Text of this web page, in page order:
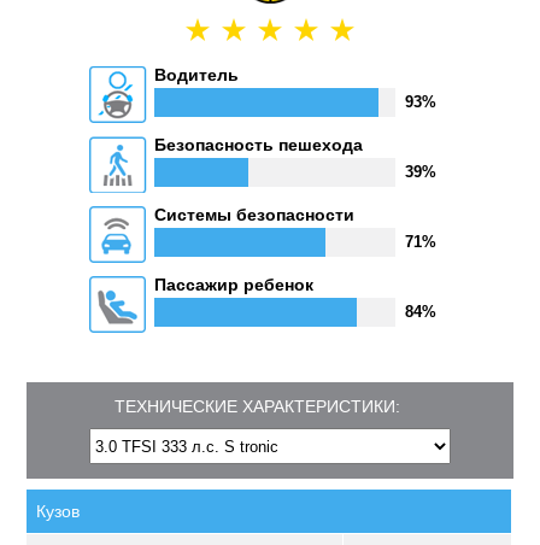
Водитель
93%
Безопасность пешехода
39%
Системы безопасности
71%
Пассажир ребенок
84%
ТЕХНИЧЕСКИЕ ХАРАКТЕРИСТИКИ:
Кузов